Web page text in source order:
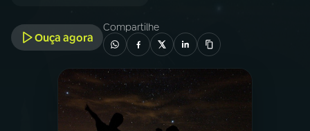
A RÁDIO
PROGRAMAÇÃO
PROGRAMAS
Ouça agora
Compartilhe